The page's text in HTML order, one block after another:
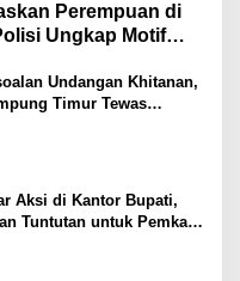
Perempuan di
Ungkap Motif
Undangan Khitanan,
Timur Tewas
Aksi di Kantor Bupati,
Tuntutan untuk Pemkab